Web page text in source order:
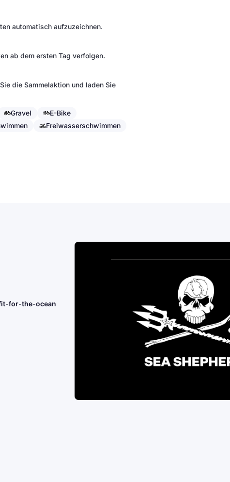
automatisch aufzuzeichnen.
ab dem ersten Tag verfolgen.
die Sammelaktion und laden Sie
Gravel
E-Bike
Freiwasserschwimmen
for-the-ocean